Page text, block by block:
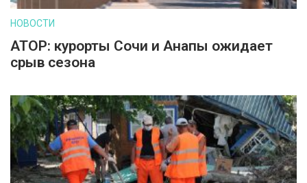
НОВОСТИ
АТОР: курорты Сочи и Анапы ожидает
срыв сезона